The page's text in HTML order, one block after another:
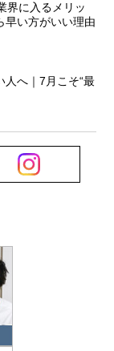
界に入るメリッ
早い方がいい理由
人へ｜7月こそ“最